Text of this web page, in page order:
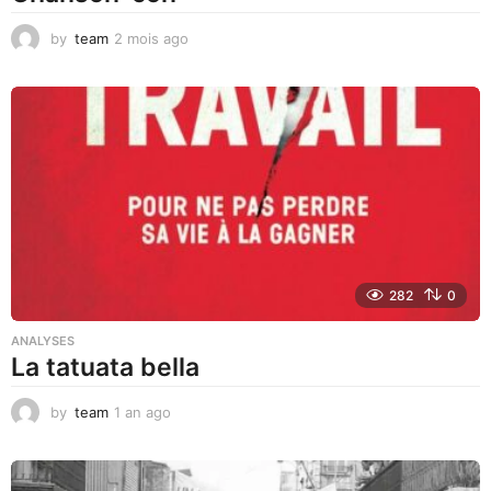
by team 2 mois ago
s
a
282 0
ANALYSES
La tatuata bella
by team 1 an ago
a